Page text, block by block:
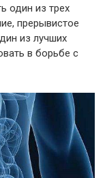
один из трех
прерывистое
из лучших
в борьбе с